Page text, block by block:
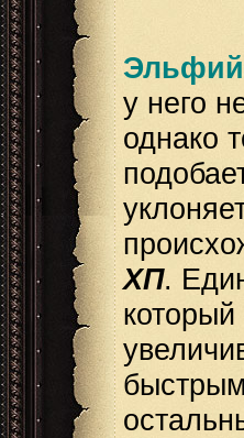
у него
однако
ХП.